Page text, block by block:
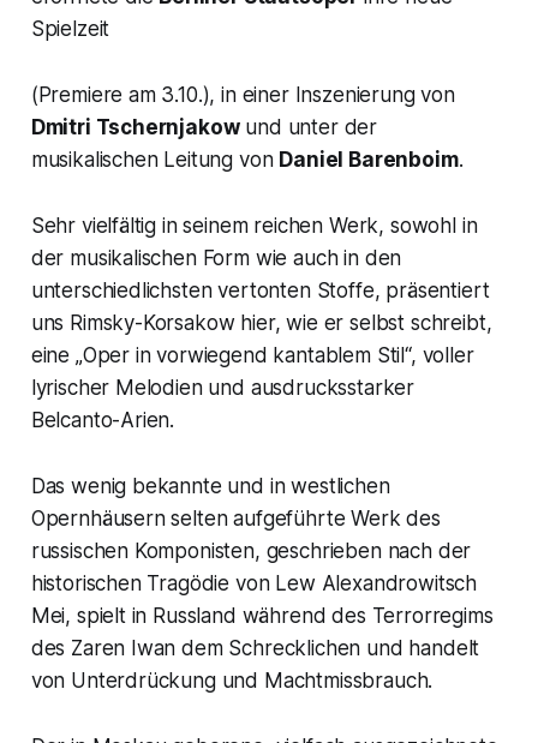
Spielzeit
(Premiere am 3.10.), in einer Inszenierung von
Dmitri Tschernjakowund unter der
musikalischen Leitung von Daniel Barenboim.
Sehr vielfältig in seinem reichen Werk, sowohl in
der musikalischen Form wie auch in den
unterschiedlichsten vertonten Stoffe, präsentiert
uns Rimsky-Korsakow hier, wie er selbst schreibt,
eine „Oper in vorwiegend kantablem Stil“, voller
lyrischer Melodien und ausdrucksstarker
Belcanto-Arien.
Das wenig bekannte und in westlichen
Opernhäusern selten aufgeführte Werk des
russischen Komponisten, geschrieben nach der
historischen Tragödie von Lew Alexandrowitsch
Mei, spielt in Russland während des Terrorregims
des Zaren Iwan dem Schrecklichen und handelt
von Unterdrückung und Machtmissbrauch.